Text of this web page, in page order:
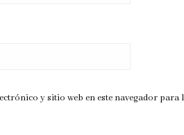
y sitio web en este navegador